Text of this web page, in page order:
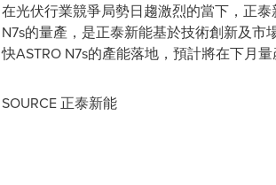
在光伏行業競爭局勢日趨激烈的當下，正
N7s的量產，是正泰新能基於技術創新及
快ASTRO N7s的產能落地，預計將在下月量
SOURCE 正泰新能